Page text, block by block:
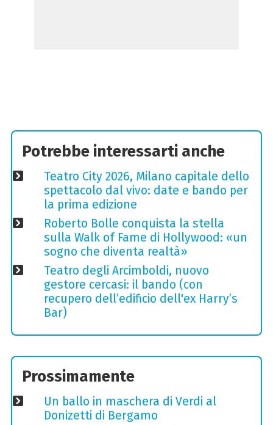
Potrebbe interessarti anche
Teatro City 2026, Milano capitale dello
spettacolo dal vivo: date e bando per
la prima edizione
Roberto Bolle conquista la stella
sulla Walk of Fame di Hollywood: «un
sogno che diventa realtà»
Teatro degli Arcimboldi, nuovo
gestore cercasi: il bando (con
recupero dell’edificio dell'ex Harry’s
Bar)
Prossimamente
Un ballo in maschera di Verdi al
Donizetti di Bergamo